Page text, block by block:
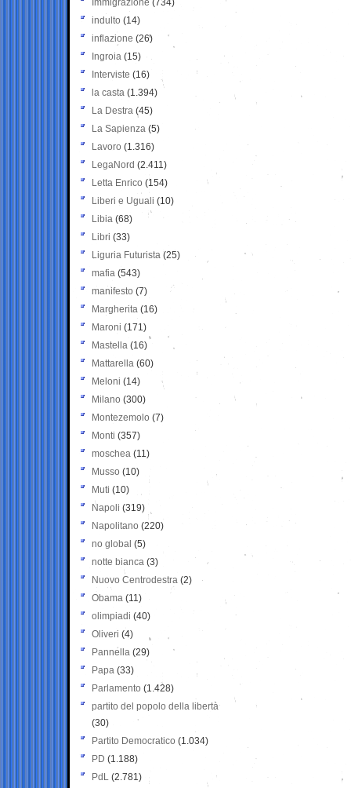
Immigrazione (734)
indulto (14)
inflazione (26)
Ingroia (15)
Interviste (16)
la casta (1.394)
La Destra (45)
La Sapienza (5)
Lavoro (1.316)
LegaNord (2.411)
Letta Enrico (154)
Liberi e Uguali (10)
Libia (68)
Libri (33)
Liguria Futurista (25)
mafia (543)
manifesto (7)
Margherita (16)
Maroni (171)
Mastella (16)
Mattarella (60)
Meloni (14)
Milano (300)
Montezemolo (7)
Monti (357)
moschea (11)
Musso (10)
Muti (10)
Napoli (319)
Napolitano (220)
no global (5)
notte bianca (3)
Nuovo Centrodestra (2)
Obama (11)
olimpiadi (40)
Oliveri (4)
Pannella (29)
Papa (33)
Parlamento (1.428)
partito del popolo della libertà
(30)
Partito Democratico (1.034)
PD (1.188)
PdL (2.781)